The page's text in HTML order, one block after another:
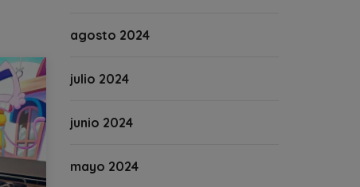
agosto 2024
julio 2024
junio 2024
mayo 2024